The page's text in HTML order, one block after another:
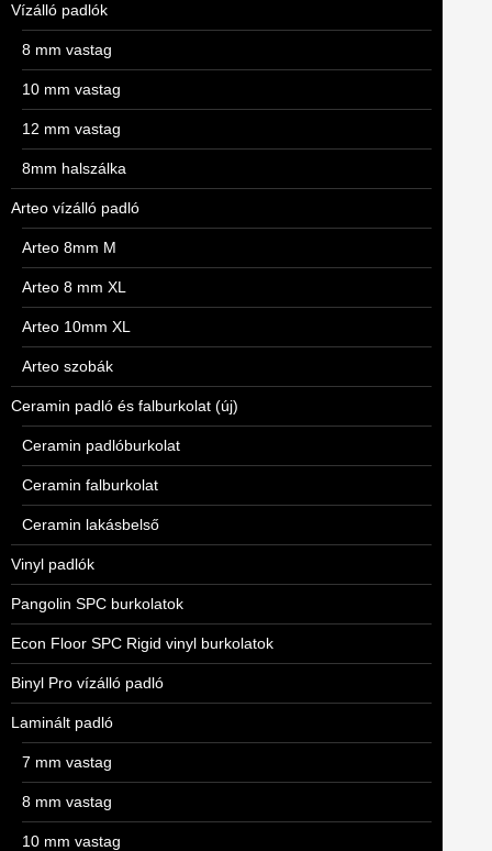
Vízálló padlók
8 mm vastag
10 mm vastag
12 mm vastag
8mm halszálka
Arteo vízálló padló
Arteo 8mm M
Arteo 8 mm XL
Arteo 10mm XL
Arteo szobák
Ceramin padló és falburkolat (új)
Ceramin padlóburkolat
Ceramin falburkolat
Ceramin lakásbelső
Vinyl padlók
Pangolin SPC burkolatok
Econ Floor SPC Rigid vinyl burkolatok
Binyl Pro vízálló padló
Laminált padló
7 mm vastag
8 mm vastag
10 mm vastag